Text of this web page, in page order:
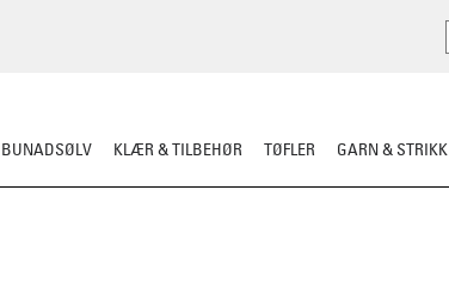
BUNADSØLV KLÆR & TILBEHØR TØFLER GARN & STRIKK